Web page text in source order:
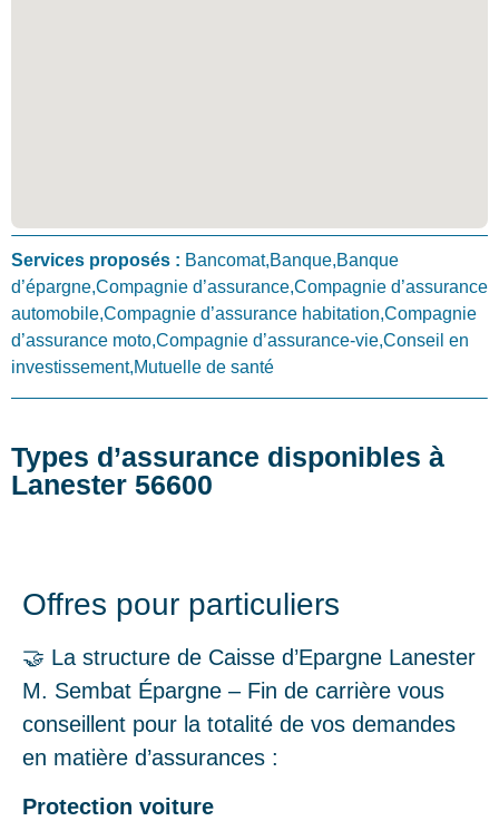
Services proposés : Bancomat,Banque,Banque
d’épargne,Compagnie d’assurance,Compagnie d’assurance
automobile,Compagnie d’assurance habitation,Compagnie
d’assurance moto,Compagnie d’assurance-vie,Conseil en
investissement,Mutuelle de santé
Types d’assurance disponibles à
Lanester 56600
Offres pour particuliers
🤝 La structure de Caisse d’Epargne Lanester
M. Sembat Épargne – Fin de carrière vous
conseillent pour la totalité de vos demandes
en matière d’assurances :
Protection voiture